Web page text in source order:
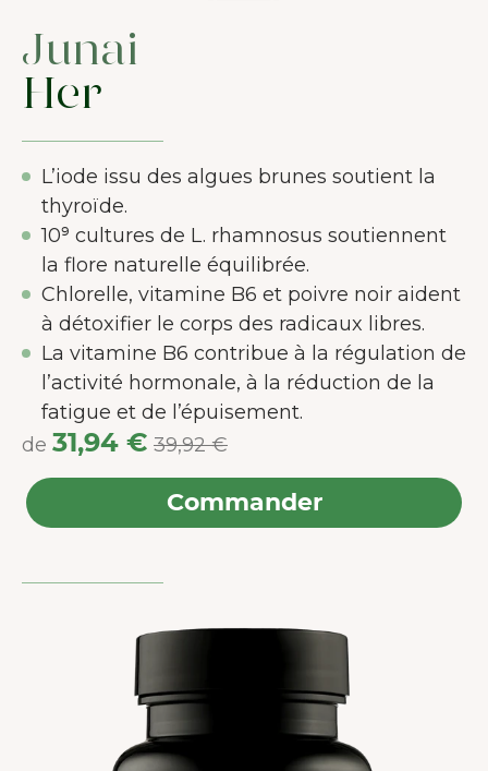
Junai
Her
L’iode issu des algues brunes soutient la
thyroïde.
10⁹ cultures de L. rhamnosus soutiennent
la flore naturelle équilibrée.
Chlorelle, vitamine B6 et poivre noir aident
à détoxifier le corps des radicaux libres.
La vitamine B6 contribue à la régulation de
l’activité hormonale, à la réduction de la
fatigue et de l’épuisement.
de 31,94 € 39,92 €
Commander